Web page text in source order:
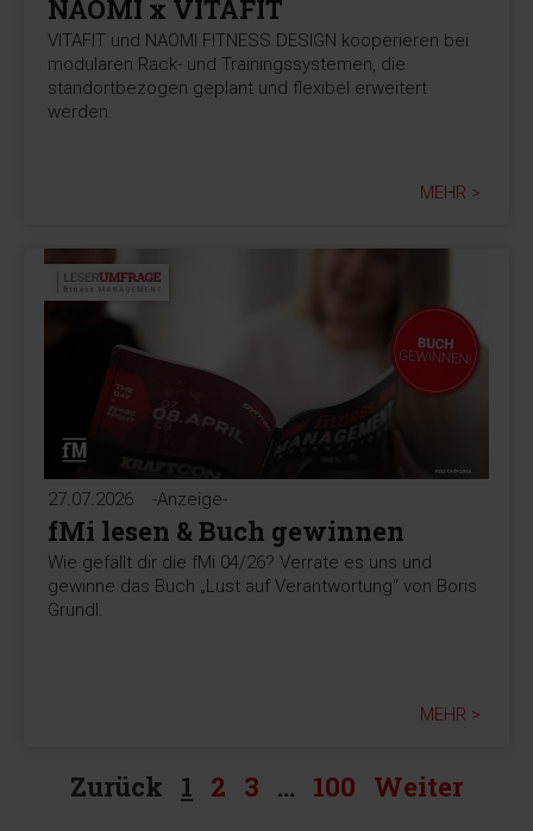
NAOMI x VITAFIT
VITAFIT und NAOMI FITNESS DESIGN kooperieren bei
modularen Rack- und Trainingssystemen, die
standortbezogen geplant und flexibel erweitert
werden.
MEHR >
27.07.2026 -Anzeige-
fMi lesen & Buch gewinnen
Wie gefällt dir die fMi 04/26? Verrate es uns und
gewinne das Buch „Lust auf Verantwortung“ von Boris
Grundl.
MEHR >
Zurück 1 2 3 … 100 Weiter